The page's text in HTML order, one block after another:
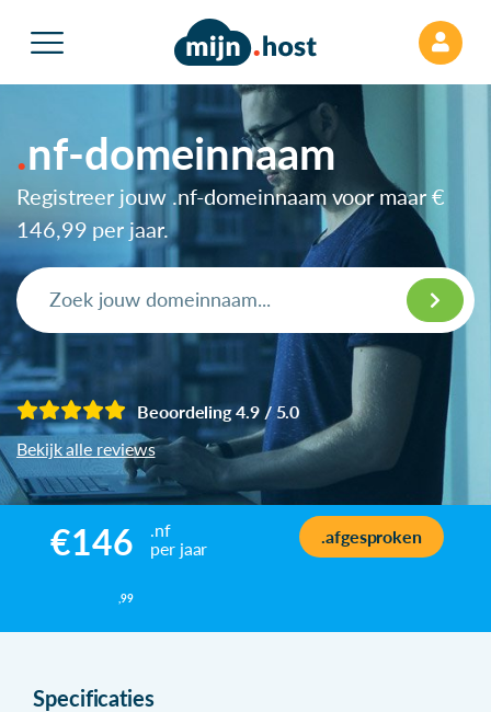
nf-domeinnaam
Registreer jouw .nf-domeinnaam voor maar €
146,99 per jaar.
Beoordeling 4.9 / 5.0
Bekijk alle reviews
€146
,99
.nf
per jaar
.afgesproken
Specificaties